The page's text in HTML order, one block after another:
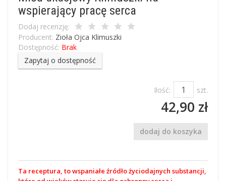
wspierający pracę serca
Dodaj recenzję:
Producent: Zioła Ojca Klimuszki
Dostępność: Brak
Zapytaj o dostępność
Ilość: szt.
42,90 zł
dodaj do koszyka
Ta receptura, to wspaniałe źródło życiodajnych substancji,